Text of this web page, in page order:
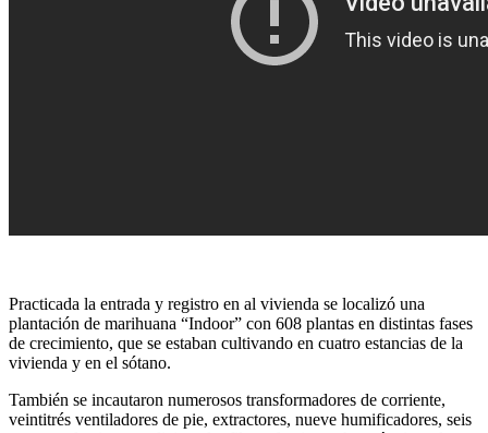
Practicada la entrada y registro en al vivienda se localizó una
plantación de marihuana “Indoor” con 608 plantas en distintas fases
de crecimiento, que se estaban cultivando en cuatro estancias de la
vivienda y en el sótano.
También se incautaron numerosos transformadores de corriente,
veintitrés ventiladores de pie, extractores, nueve humificadores, seis